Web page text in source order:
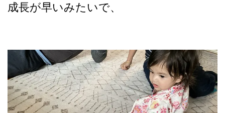
成長が早いみたいで、